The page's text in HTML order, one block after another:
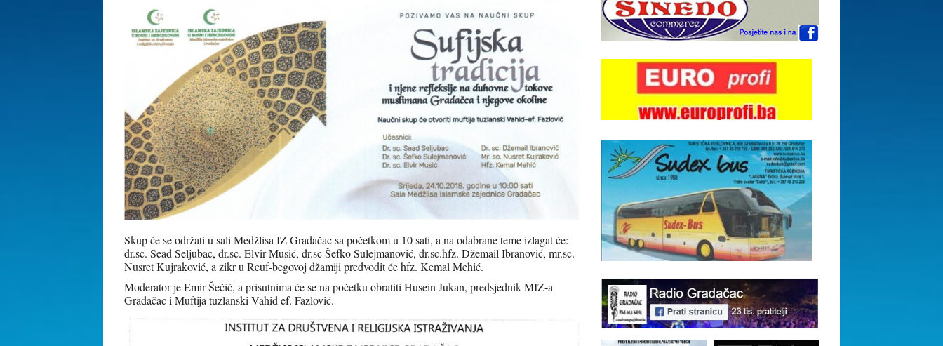
Skup će se održati u sali Medžlisa IZ Gradačac sa početkom u 10 sati, a na odabrane teme izlagat će:
dr.sc. Sead Seljubac, dr.sc. Elvir Musić, dr.sc Šefko Sulejmanović, dr.sc.hfz. Džemail Ibranović, mr.sc.
Nusret Kujraković, a zikr u Reuf-begovoj džamiji predvodit će hfz. Kemal Mehić.
Moderator je Emir Šečić, a prisutnima će se na početku obratiti Husein Jukan, predsjednik MIZ-a
Gradačac i Muftija tuzlanski Vahid ef. Fazlović.